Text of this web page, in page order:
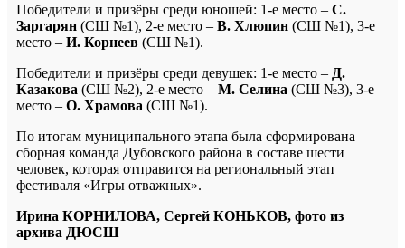
Победители и призёры среди юношей: 1-е место – С.
Заргарян (СШ №1), 2-е место – В. Хлюпин (СШ №1), 3-е
место – И. Корнеев (СШ №1).
Победители и призёры среди девушек: 1-е место – Д.
Казакова (СШ №2), 2-е место – М. Селина (СШ №3), 3-е
место – О. Храмова (СШ №1).
По итогам муниципального этапа была сформирована
сборная команда Дубовского района в составе шести
человек, которая отправится на региональный этап
фестиваля «Игры отважных».
Ирина КОРНИЛОВА, Сергей КОНЬКОВ, фото из
архива ДЮСШ